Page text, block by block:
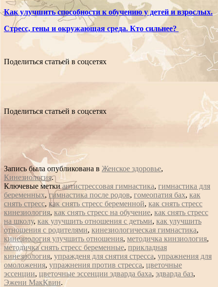
Как улучшить способности к обучению у детей и взрослых.
Стресс, гены и окружающая среда. Кто сильнее?
Поделиться статьей в соцсетях
Поделиться статьей в соцсетях
Запись была опубликована в Женское здоровье,
Кинезиология.
Ключевые меткиантистрессовая гимнастика, гимнастика для
беременных,гимнастика после родов, гомеопатия бах, как
снять стресс, как снять стресс беременной, как снять стресс
кинезиология, как снять стресс на обучение, как снять стресс
на школу, как улучшить отношения с детьми, как улучшить
отношения с родителями, кинезиологическая гимнастика,
кинезиология улучшить отношения, методичка кинзиология,
методичка снять стресс беременные, прикладная
кинезиология, упражденя для снятия стресса, упражнения для
омоложения, упражнения против стресса, цветочные
эссенции, цветочные эссенции эдварда баха, эдварда баз,
Эжени МакКвин.